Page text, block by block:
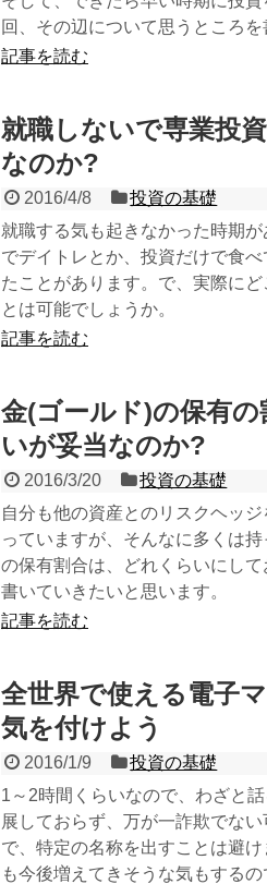
回、その辺について思うところを
記事を読む
就職しないで専業投
なのか?
2016/4/8
投資の基礎
就職する気も起きなかった時期
でデイトレとか、投資だけで食
たことがあります。で、実際に
とは可能でしょうか。
記事を読む
金(ゴールド)の保有
いが妥当なのか?
2016/3/20
投資の基礎
自分も他の資産とのリスクヘッ
っていますが、そんなに多くは
の保有割合は、どれくらいにし
書いていきたいと思います。
記事を読む
全世界で使える電子
気を付けよう
2016/1/9
投資の基礎
1～2時間くらいなので、わざと
展しておらず、万が一詐欺でな
で、特定の名称を出すことは避
も今後増えてきそうな気もするの